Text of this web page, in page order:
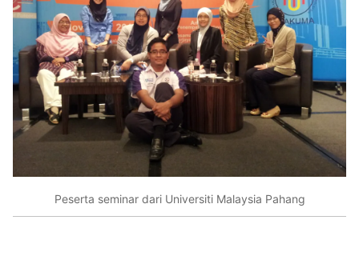
Peserta seminar dari Universiti Malaysia Pahang